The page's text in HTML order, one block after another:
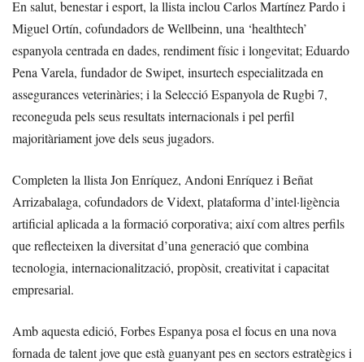
En salut, benestar i esport, la llista inclou Carlos Martínez Pardo i
Miguel Ortín, cofundadors de Wellbeinn, una ‘healthtech’
espanyola centrada en dades, rendiment físic i longevitat; Eduardo
Pena Varela, fundador de Swipet, insurtech especialitzada en
assegurances veterinàries; i la Selecció Espanyola de Rugbi 7,
reconeguda pels seus resultats internacionals i pel perfil
majoritàriament jove dels seus jugadors.
Completen la llista Jon Enríquez, Andoni Enríquez i Beñat
Arrizabalaga, cofundadors de Vidext, plataforma d’intel·ligència
artificial aplicada a la formació corporativa; així com altres perfils
que reflecteixen la diversitat d’una generació que combina
tecnologia, internacionalització, propòsit, creativitat i capacitat
empresarial.
Amb aquesta edició, Forbes Espanya posa el focus en una nova
fornada de talent jove que està guanyant pes en sectors estratègics i